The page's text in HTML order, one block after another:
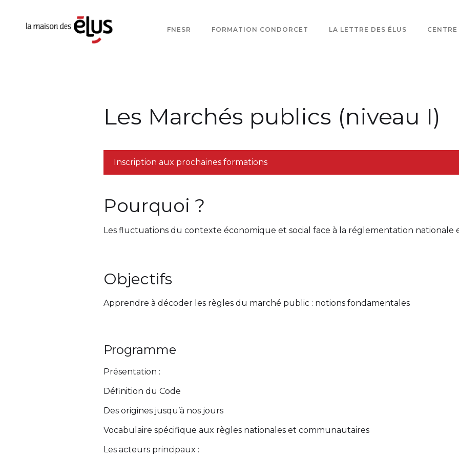
FNESR FORMATION CONDORCET LA LETTRE DES ÉLUS
Les Marchés publics (niveau I)
Inscription aux prochaines formations
Pourquoi ?
Les fluctuations du contexte économique et social face à la réglementation nationale
Objectifs
Apprendre à décoder les règles du marché public : notions fondamentales
Programme
Présentation :
Définition du Code
Des origines jusqu’à nos jours
Vocabulaire spécifique aux règles nationales et communautaires
Les acteurs principaux :